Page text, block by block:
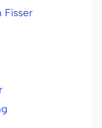
Fisser